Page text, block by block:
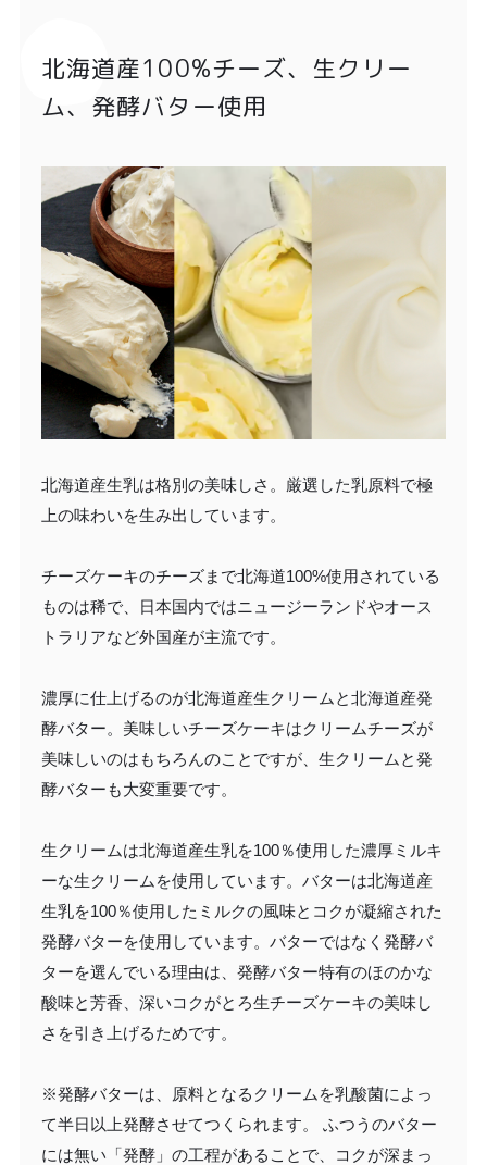
北海道産100%チーズ、生クリー
ム、発酵バター使用
北海道産生乳は格別の美味しさ。厳選した乳原料で極
上の味わいを生み出しています。
チーズケーキのチーズまで北海道100%使用されている
ものは稀で、日本国内ではニュージーランドやオース
トラリアなど外国産が主流です。
濃厚に仕上げるのが北海道産生クリームと北海道産発
酵バター。美味しいチーズケーキはクリームチーズが
美味しいのはもちろんのことですが、生クリームと発
酵バターも大変重要です。
生クリームは北海道産生乳を100％使用した濃厚ミルキ
ーな生クリームを使用しています。バターは北海道産
生乳を100％使用したミルクの風味とコクが凝縮された
発酵バターを使用しています。バターではなく発酵バ
ターを選んでいる理由は、発酵バター特有のほのかな
酸味と芳香、深いコクがとろ生チーズケーキの美味し
さを引き上げるためです。
※発酵バターは、原料となるクリームを乳酸菌によっ
て半日以上発酵させてつくられます。 ふつうのバター
には無い「発酵」の工程があることで、コクが深まっ